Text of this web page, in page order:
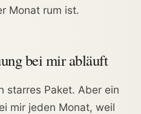
Monat rum ist.
bei mir abläuft
starres Paket. Aber ein
mir jeden Monat, weil